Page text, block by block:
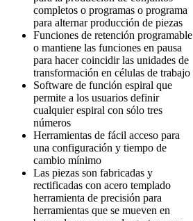
completos o programas o programa
para alternar producción de piezas
Funciones de retención programable
o mantiene las funciones en pausa
para hacer coincidir las unidades de
transformación en células de trabajo
Software de función espiral que
permite a los usuarios definir
cualquier espiral con sólo tres
números
Herramientas de fácil acceso para
una configuración y tiempo de
cambio mínimo
Las piezas son fabricadas y
rectificadas con acero templado
herramienta de precisión para
herramientas que se mueven en